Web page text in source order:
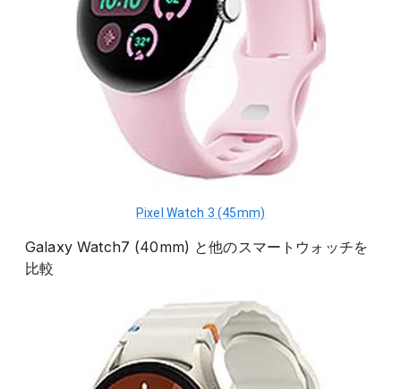
Pixel Watch 3 (45mm)
Galaxy Watch7 (40mm) と他のスマートウォッチを
比較